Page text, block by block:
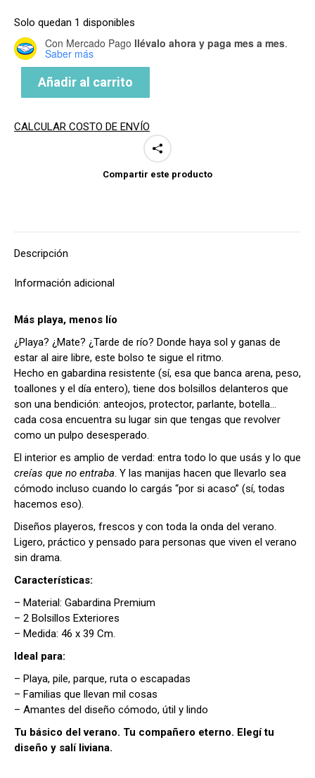
Solo quedan 1 disponibles
Con Mercado Pago llévalo ahora y paga mes a mes.
Saber más
Añadir al carrito
CALCULAR COSTO DE ENVÍO
Compartir este producto
Descripción
Información adicional
Más playa, menos lío
¿Playa? ¿Mate? ¿Tarde de río? Donde haya sol y ganas de
estar al aire libre, este bolso te sigue el ritmo.
Hecho en gabardina resistente (sí, esa que banca arena, peso,
toallones y el día entero), tiene dos bolsillos delanteros que
son una bendición: anteojos, protector, parlante, botella…
cada cosa encuentra su lugar sin que tengas que revolver
como un pulpo desesperado.
El interior es amplio de verdad: entra todo lo que usás y lo que
creías que no entraba. Y las manijas hacen que llevarlo sea
cómodo incluso cuando lo cargás “por si acaso” (sí, todas
hacemos eso).
Diseños playeros, frescos y con toda la onda del verano.
Ligero, práctico y pensado para personas que viven el verano
sin drama.
Características:
– Material: Gabardina Premium
– 2 Bolsillos Exteriores
– Medida: 46 x 39 Cm.
Ideal para:
– Playa, pile, parque, ruta o escapadas
– Familias que llevan mil cosas
– Amantes del diseño cómodo, útil y lindo
Tu básico del verano. Tu compañero eterno. Elegí tu
diseño y salí liviana.